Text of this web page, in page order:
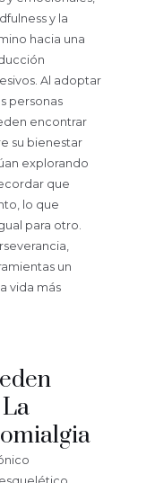
y la
hacia una
Al adoptar
personas
encontrar
su bienestar
explorando
que
lo que
para otro.
un
vida más